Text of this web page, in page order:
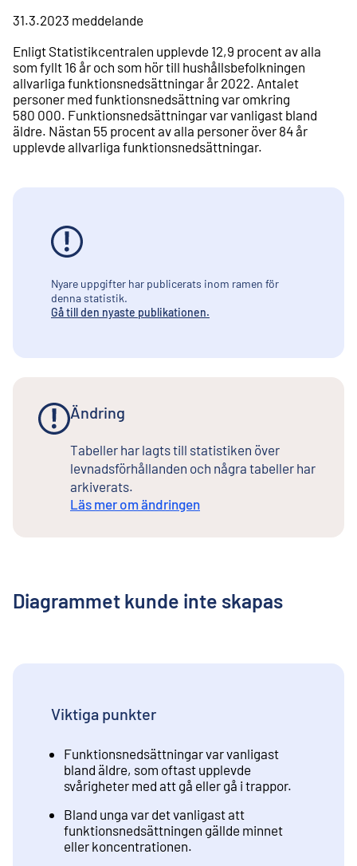
31.3.2023 meddelande
Enligt Statistikcentralen upplevde 12,9 procent av alla
som fyllt 16 år och som hör till hushållsbefolkningen
allvarliga funktionsnedsättningar år 2022. Antalet
personer med funktionsnedsättning var omkring
580 000. Funktionsnedsättningar var vanligast bland
äldre. Nästan 55 procent av alla personer över 84 år
upplevde allvarliga funktionsnedsättningar.
Nyare uppgifter har publicerats inom ramen för
denna statistik.
Gå till den nyaste publikationen.
Ändring
Tabeller har lagts till statistiken över
levnadsförhållanden och några tabeller har
arkiverats.
Läs mer om ändringen
Diagrammet kunde inte skapas
Viktiga punkter
Funktionsnedsättningar var vanligast
bland äldre, som oftast upplevde
svårigheter med att gå eller gå i trappor.
Bland unga var det vanligast att
funktionsnedsättningen gällde minnet
eller koncentrationen.